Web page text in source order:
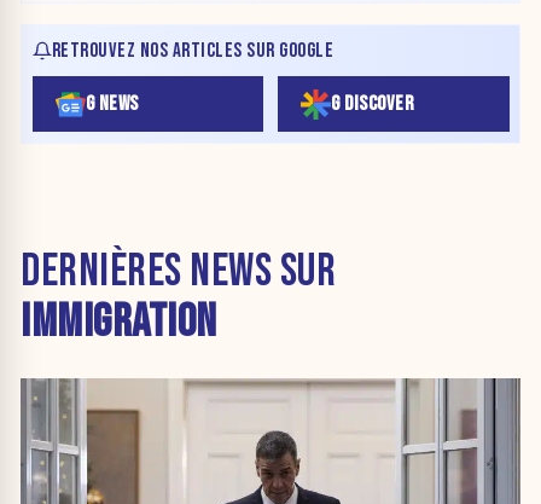
RETROUVEZ NOS ARTICLES SUR GOOGLE
G NEWS G DISCOVER
DERNIÈRES NEWS SUR
IMMIGRATION